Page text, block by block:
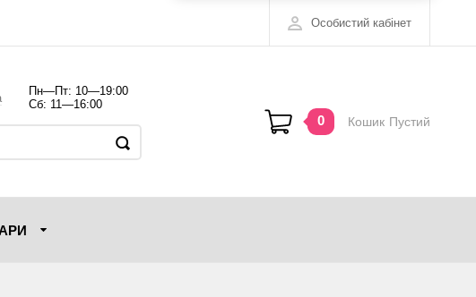
Особистий кабінет
Пн—Пт: 10—19:00
Сб: 11—16:00
0 Кошик Пустий